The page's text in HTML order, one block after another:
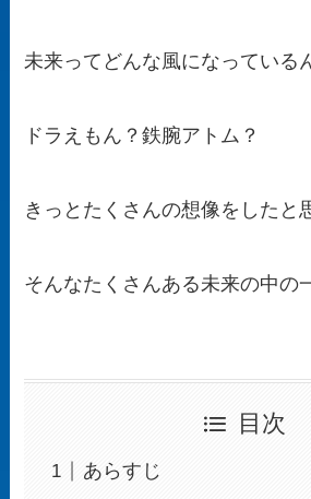
未来ってどんな風になっている
ドラえもん？鉄腕アトム？
きっとたくさんの想像をしたと
そんなたくさんある未来の中の
目次
あらすじ